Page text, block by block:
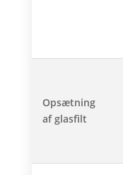
Opsætning
af glasfilt